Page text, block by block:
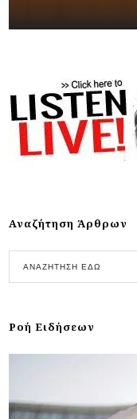
Αναζήτηση Άρθρων
Ροή Ειδήσεων